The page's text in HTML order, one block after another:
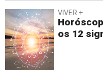
VIVER +
os 12